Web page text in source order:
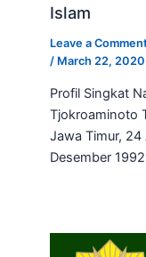
Islam
Leave a
/ March 22, 2020
Profil Singkat
Tjokroaminoto
Jawa Timur, 24
Desember